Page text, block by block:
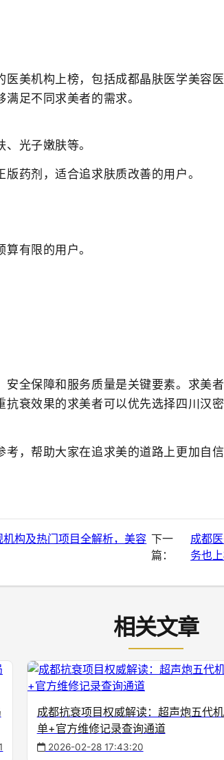
美机构上榜，包括成都晶肤医学美容
足不同求美者的需求。
光子嫩肤等。
药剂，适合追求肤质改善的用户。
有限的用户。
全保障和服务质量是关键要素。求美
衰效果的求美者可以优先选择四川汉
，帮助大家在追求美的道路上更加自信
构及热门项目全解析，美容 下一
篇：
成都
务也
相关文章
成都抗衰项目权威解读：超声炮五代
单+官方维修记录查询通道
2026-02-28 17:43:20